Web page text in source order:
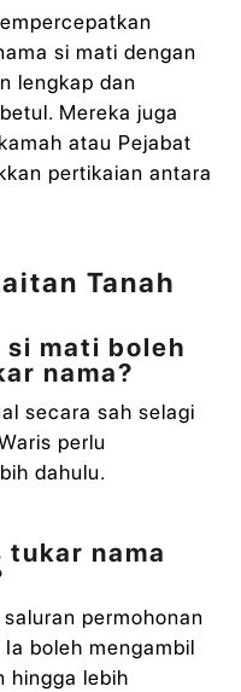
si mati dengan
lengkap dan
Mereka juga
atau Pejabat
pertikaian antara
Tanah
si mati boleh
nama?
secara sah selagi
perlu
dahulu.
tukar nama
permohonan
boleh mengambil
hingga lebih